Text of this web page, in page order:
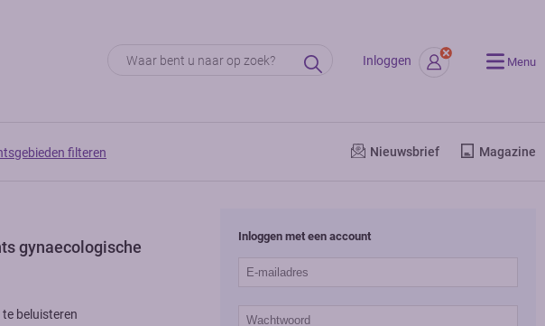
Inloggen Menu
filteren Nieuwsbrief Magazine
gynaecologische
beluisteren
Inloggen met een account